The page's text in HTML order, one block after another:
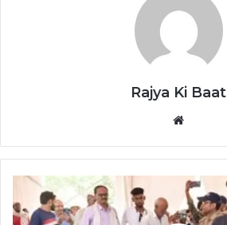
Rajya Ki Baat